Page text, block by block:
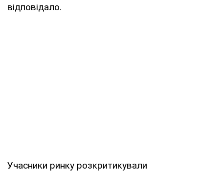
відповідало.
Учасники ринку розкритикували